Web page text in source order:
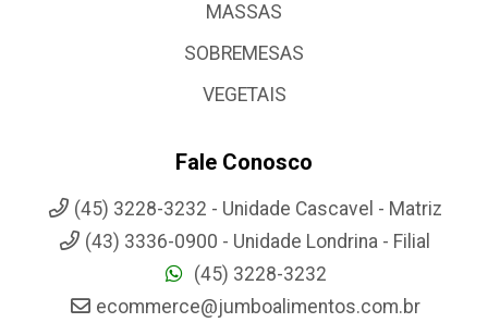
MASSAS
SOBREMESAS
VEGETAIS
Fale Conosco
(45) 3228-3232 - Unidade Cascavel - Matriz
(43) 3336-0900 - Unidade Londrina - Filial
(45) 3228-3232
ecommerce@jumboalimentos.com.br